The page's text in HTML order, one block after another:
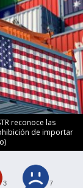
reconoce las
de importar
3 7